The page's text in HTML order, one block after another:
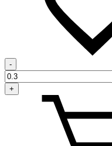
-
+